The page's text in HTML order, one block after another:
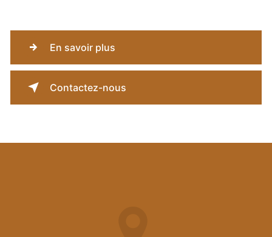
En savoir plus
Contactez-nous